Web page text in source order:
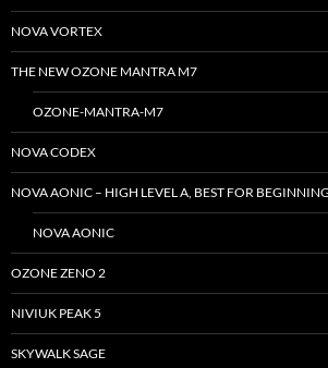
NOVA VORTEX
THE NEW OZONE MANTRA M7
OZONE-MANTRA-M7
NOVA CODEX
NOVA AONIC – HIGH LEVEL A, BEST FOR
NOVA AONIC
OZONE ZENO 2
NIVIUK PEAK 5
SKYWALK SAGE